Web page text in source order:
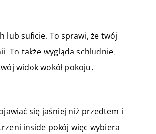
lub suficie. To sprawi, że twój
To także wygląda schludnie,
widok wokół pokoju.
się jaśniej niż przedtem i
inside pokój więc wybiera